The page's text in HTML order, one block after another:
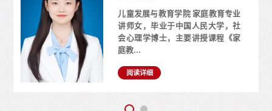
儿童发展与教育学院 家庭教育专业
讲师女，毕业于中国人民大学，社
会心理学博士，主要讲授课程《家
庭教...
阅读详细